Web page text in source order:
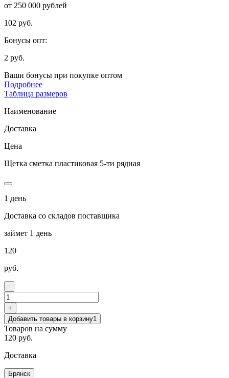
от 250 000 рублей
102 руб.
Бонусы опт:
2 руб.
Ваши бонусы при покупке оптом
Подробнее
Таблица размеров
Наименование
Доставка
Цена
Щетка сметка пластиковая 5-ти рядная
1 день
Доставка со складов поставщика
займет 1 день
120
руб.
-
+
Добавить товары в корзину1
Товаров на сумму
120 руб.
Доставка
Брянск